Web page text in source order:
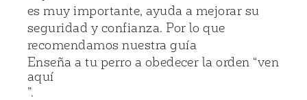
es muy importante, ayuda a mejorar su
seguridad y confianza. Por lo que
recomendamos nuestra guía
Enseña a tu perro a obedecer la orden “ven
aquí
”.